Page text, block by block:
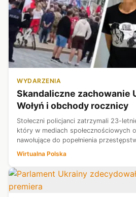
WYDARZENIA
Skandaliczne zachowanie
Wołyń i obchody rocznicy
Stołeczni policjanci zatrzymali 23-
który w mediach społecznościowych
nawołujące do popełnienia
Mężczyzna usłyszał ...
Wirtualna Polska